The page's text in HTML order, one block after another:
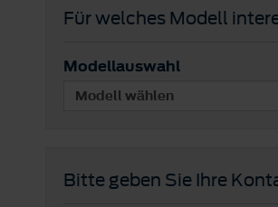
Für welches Modell
Modellauswahl
Bitte geben Sie Ihre